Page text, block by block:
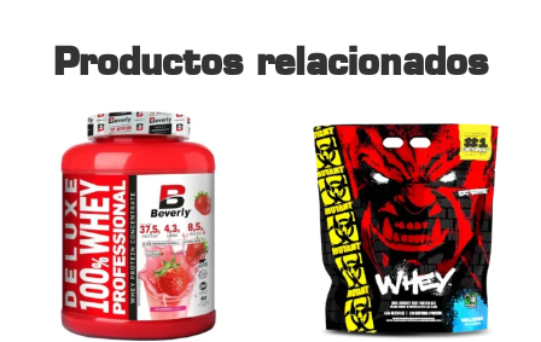
Productos relacionados